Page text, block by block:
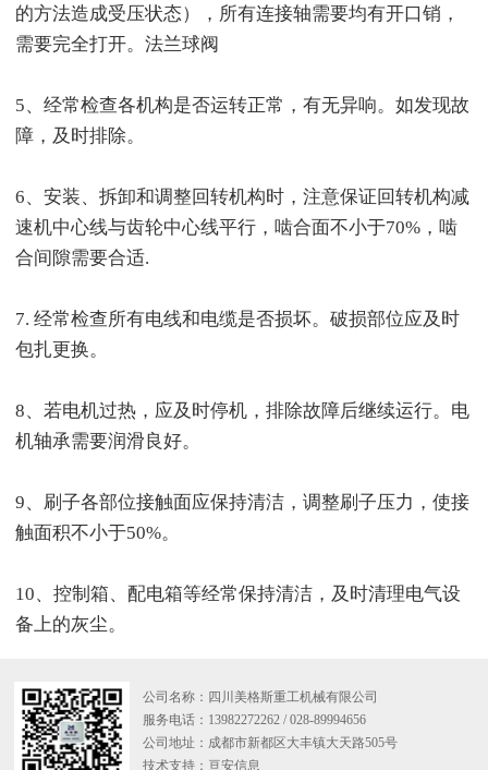
的方法造成受压状态），所有连接轴需要均有开口销，
需要完全打开。法兰球阀
5、经常检查各机构是否运转正常，有无异响。如发现故
障，及时排除。
6、安装、拆卸和调整回转机构时，注意保证回转机构减
速机中心线与齿轮中心线平行，啮合面不小于70%，啮
合间隙需要合适.
7. 经常检查所有电线和电缆是否损坏。破损部位应及时
包扎更换。
8、若电机过热，应及时停机，排除故障后继续运行。电
机轴承需要润滑良好。
9、刷子各部位接触面应保持清洁，调整刷子压力，使接
触面积不小于50%。
10、控制箱、配电箱等经常保持清洁，及时清理电气设
备上的灰尘。
公司名称：四川美格斯重工机械有限公司
服务电话：13982272262 / 028-89994656
公司地址：成都市新都区大丰镇大天路505号
技术支持： 亘安信息